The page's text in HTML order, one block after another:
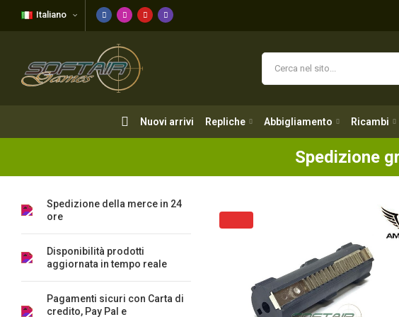
Italiano
Nuovi arrivi Repliche Abbigliamento Ricambi
Spedizione
Nuovi arrivi
Spedizione della merce in 24
ore
Disponibilità prodotti
aggiornata in tempo reale
Pagamenti sicuri con Carta di
credito, Pay Pal e